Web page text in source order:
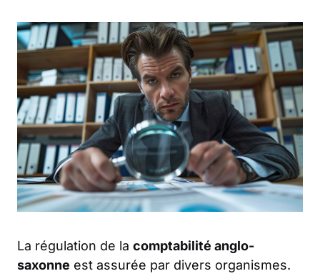
La régulation de la comptabilité anglo-
saxonne est assurée par divers organismes.